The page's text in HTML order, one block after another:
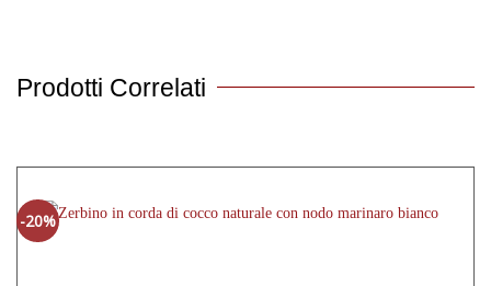
Prodotti Correlati
-20%